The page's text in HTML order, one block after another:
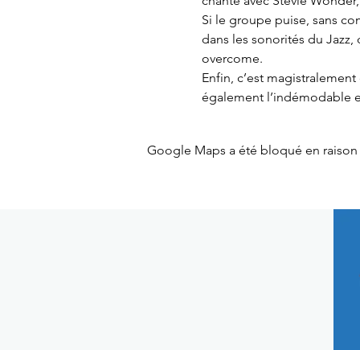
Si le groupe puise, sans
dans les sonorités du
overcome.
Enfin, c’est
également l’indémodable
Google Maps a été bloqué en